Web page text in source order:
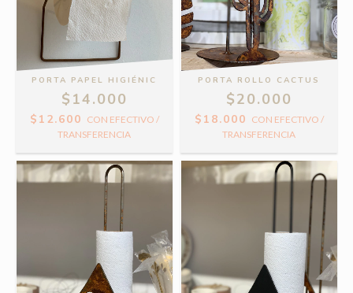
PORTA PAPEL HIGIÉNIC
$14.000
$12.600 CON EFECTIVO /
TRANSFERENCIA
PORTA ROLLO CACTUS
$20.000
$18.000 CON EFECTIVO /
TRANSFERENCIA